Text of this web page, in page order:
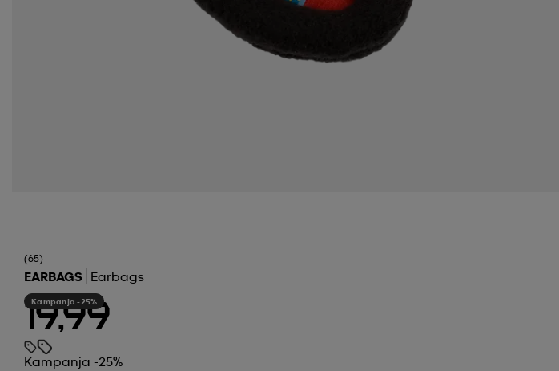
(65)
EARBAGS Earbags
Kampanja -25%
19,99
Kampanja -25%